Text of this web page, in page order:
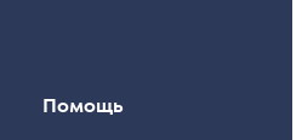
Помощь